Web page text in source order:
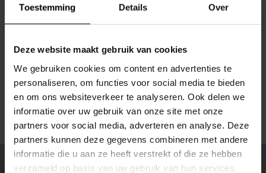
Toestemming Details Over
Deze website maakt gebruik van cookies
We gebruiken cookies om content en advertenties te
personaliseren, om functies voor social media te bieden
en om ons websiteverkeer te analyseren. Ook delen we
informatie over uw gebruik van onze site met onze
partners voor social media, adverteren en analyse. Deze
partners kunnen deze gegevens combineren met andere
informatie die u aan ze heeft verstrekt of die ze hebben
verzameld op basis van uw gebruik van hun services.
OVER MEIJS
CONTACT
SHOWROOM
EIGENMEIJS
ONZE MERKEN